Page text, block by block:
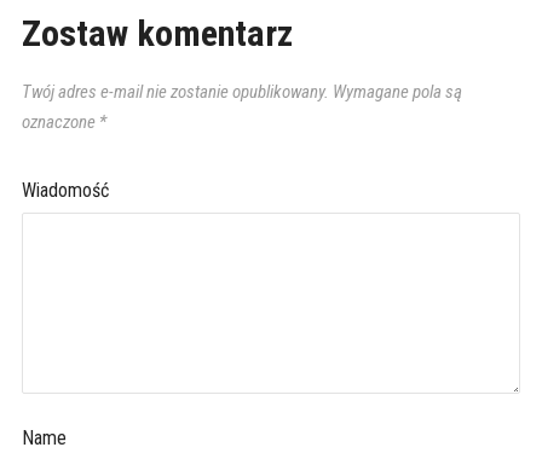
Zostaw komentarz
Twój adres e-mail nie zostanie opublikowany. Wymagane pola są
oznaczone *
Wiadomość
Name